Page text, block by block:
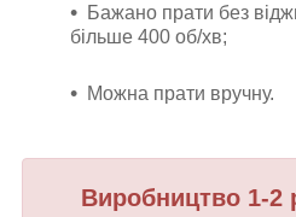
Бажано прати без
більше 400 об/хв;
Можна прати вручну.
Виробництво 1-2